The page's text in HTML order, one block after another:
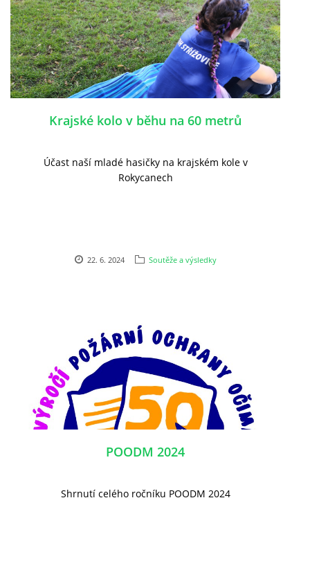
Krajské kolo v běhu na 60 metrů
Účast naší mladé hasičky na krajském kole v
Rokycanech
22. 6. 2024 Soutěže a výsledky
POODM 2024
Shrnutí celého ročníku POODM 2024